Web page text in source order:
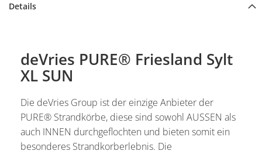
Details
deVries PURE® Friesland Sylt
XL SUN
Die deVries Group ist der einzige Anbieter der
PURE® Strandkörbe, diese sind sowohl AUSSEN als
auch INNEN durchgeflochten und bieten somit ein
besonderes Strandkorberlebnis. Die